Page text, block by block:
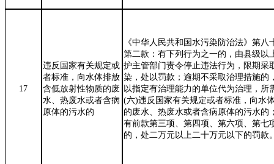
17
违反国家有关规定或
者标准，向水体排放
含低放射性物质的废
水、热废水或者含病
原体的污水的
《中华人民共和国水污染防治法》第
第二款：有下列行为之一的，由县级以
护主管部门责令停止违法行为，限期采
染，处以罚款；逾期不采取治理措施的
以指定有治理能力的单位代为治理，所
(六)违反国家有关规定或者标准，向水
的废水、热废水或者含病原体的污水的
有前款第三项、第四项、第六项、第七
的，处二万元以上二十万元以下的罚款